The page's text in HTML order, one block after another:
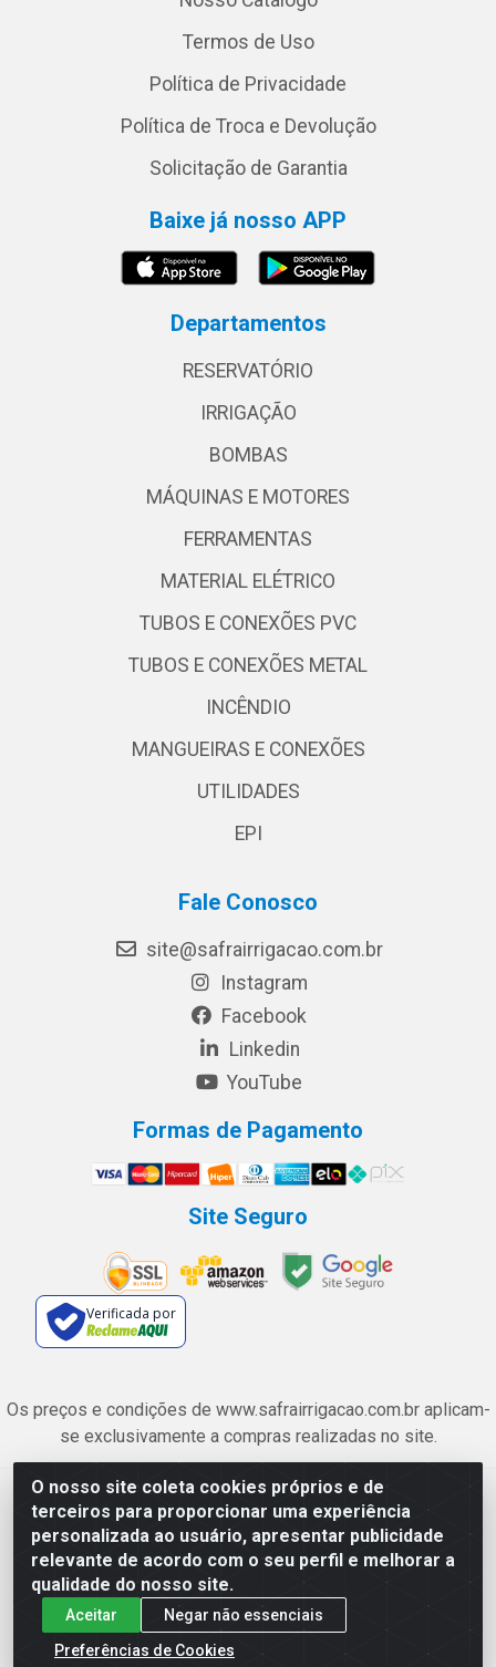
O nosso site coleta cookies próprios e de
terceiros para proporcionar uma experiência
personalizada ao usuário, apresentar publicidade
relevante de acordo com o seu perfil e melhorar a
qualidade do nosso site.
Aceitar
Negar não essenciais
Preferências de Cookies
Termos de Uso
Política de Privacidade
Política de Troca e Devolução
Solicitação de Garantia
Baixe já nosso APP
Departamentos
RESERVATÓRIO
IRRIGAÇÃO
BOMBAS
MÁQUINAS E MOTORES
FERRAMENTAS
MATERIAL ELÉTRICO
TUBOS E CONEXÕES PVC
TUBOS E CONEXÕES METAL
INCÊNDIO
MANGUEIRAS E CONEXÕES
UTILIDADES
EPI
Fale Conosco
site@safrairrigacao.com.br
Instagram
Facebook
Linkedin
YouTube
Formas de Pagamento
Site Seguro
Verificada por
Os preços e condições de www.safrairrigacao.com.br aplicam-
se exclusivamente a compras realizadas no site.
Safra Agrícola e Pecuária LTDA - Avenida Castelo Branco, 5330 -
Esplanada dos Anicuns, Goiânia/GO - CEP 74.433-205 - CNPJ
06.315.490/0001-00